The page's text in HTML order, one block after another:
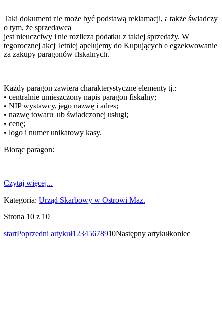
Taki dokument nie może być podstawą reklamacji, a także świadczy
o tym, że sprzedawca
jest nieuczciwy i nie rozlicza podatku z takiej sprzedaży. W
tegorocznej akcji letniej apelujemy do Kupujących o egzekwowanie
za zakupy paragonów fiskalnych.
Każdy paragon zawiera charakterystyczne elementy tj.:
• centralnie umieszczony napis paragon fiskalny;
• NIP wystawcy, jego nazwę i adres;
• nazwę towaru lub świadczonej usługi;
• cenę;
• logo i numer unikatowy kasy.
Biorąc paragon:
Czytaj więcej...
Kategoria: Urząd Skarbowy w Ostrowi Maz.
Strona 10 z 10
startPoprzedni artykuł1 2345678910Następny artykułkoniec